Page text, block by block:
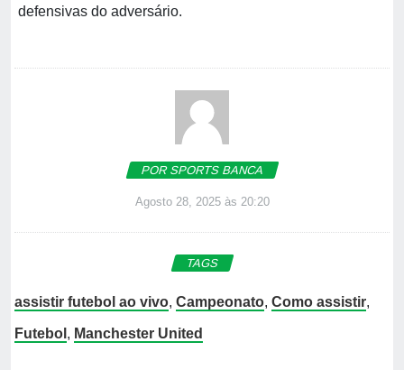
defensivas do adversário.
POR SPORTS BANCA
Agosto 28, 2025 às 20:20
TAGS
assistir futebol ao vivo, Campeonato, Como assistir,
Futebol , Manchester United